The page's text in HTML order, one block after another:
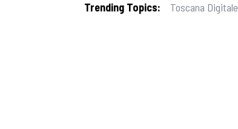
Trending Topics: Toscana Digitale